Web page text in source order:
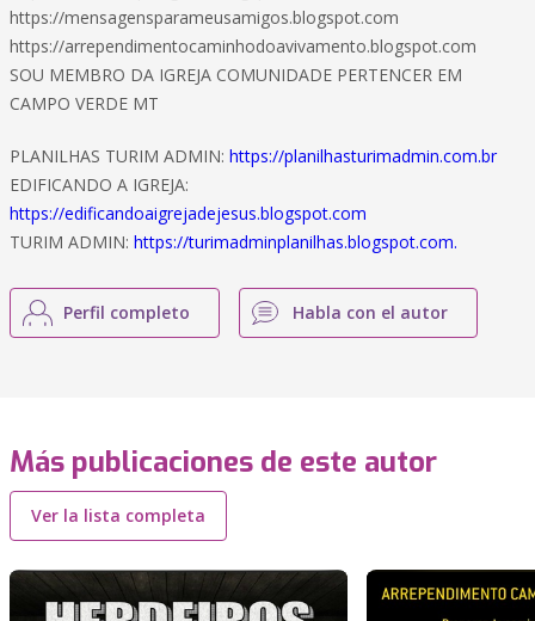
https://mensagensparameusamigos.blogspot.com
https://arrependimentocaminhodoavivamento.blogspot.com
SOU MEMBRO DA IGREJA COMUNIDADE PERTENCER EM
CAMPO VERDE MT
PLANILHAS TURIM ADMIN: https://planilhasturimadmin.com.br
EDIFICANDO A IGREJA:
https://edificandoaigrejadejesus.blogspot.com
TURIM ADMIN: https://turimadminplanilhas.blogspot.com.
Perfil completo Habla con el autor
Más publicaciones de este autor
Ver la lista completa